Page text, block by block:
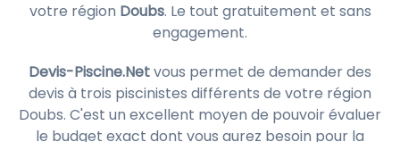
votre région Doubs. Le tout gratuitement et sans
engagement.
Devis-Piscine.Netvous permet de demander des
devis à trois piscinistes différents de votre région
Doubs. C'est un excellent moyen de pouvoir évaluer
le budget exact dont vous aurez besoin pour la